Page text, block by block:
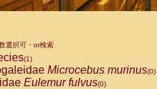
選択可・or検索
(1)
Microcebus murinus(0)
Eulemur fulvus(0)